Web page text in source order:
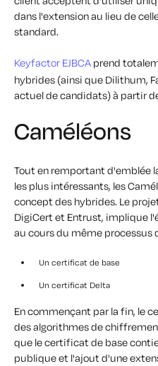
dans l'extension au lieu de
standard.
Keyfactor EJBCA prend
hybrides (ainsi que Dilithum,
actuel de candidats) à partir
Caméléons
Tout en remportant d'emblée
les plus intéressants, les
concept des hybrides. Le
DigiCert et Entrust, implique
au cours du même processus
Un certificat de base
Un certificat Delta
En commençant par la fin, le
des algorithmes de
que le certificat de base
publique et l'ajout d'une